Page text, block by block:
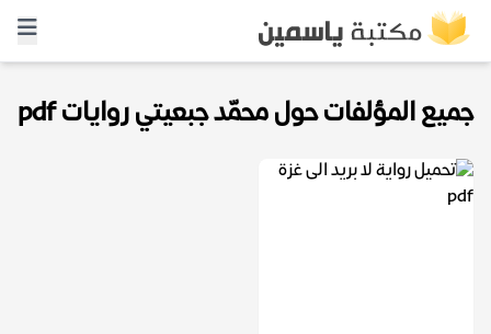
جميع المؤلفات حول محمّد جبعيتي روايات pdf